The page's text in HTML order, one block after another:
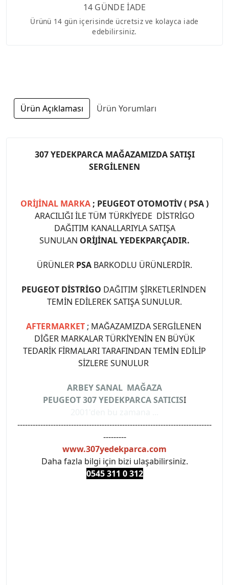
14 GÜNDE İADE
Ürünü 14 gün içerisinde ücretsiz ve kolayca iade
edebilirsiniz.
Ürün Açıklaması Ürün Yorumları
307 YEDEKPARCA MAĞAZAMIZDA SATIŞI
SERGİLENEN
ORİJİNAL MARKA ; PEUGEOT OTOMOTİV ( PSA )
ARACILIĞI İLE TÜM TÜRKİYEDE DİSTRİGO
DAĞITIM KANALLARIYLA SATIŞA
SUNULAN ORİJİNAL YEDEKPARÇADIR.
ÜRÜNLER PSA BARKODLU ÜRÜNLERDİR.
PEUGEOT DİSTRİGO DAĞITIM ŞİRKETLERİNDEN
TEMİN EDİLEREK SATIŞA SUNULUR.
AFTERMARKET ; MAĞAZAMIZDA SERGİLENEN
DİĞER MARKALAR TÜRKİYENİN EN BÜYÜK
TEDARİK FİRMALARI TARAFINDAN TEMİN EDİLİP
SİZLERE SUNULUR
ARBEY SANAL MAĞAZA
PEUGEOT 307 YEDEKPARCA SATICISI
----------------------------------------------------------------------------
---------
www.307yedekparca.com
Daha fazla bilgi için bizi ulaşabilirsiniz.
0545 311 0 312